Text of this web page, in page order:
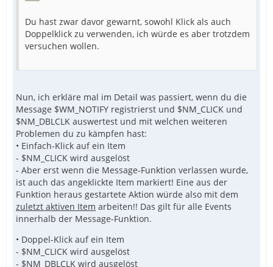
Du hast zwar davor gewarnt, sowohl Klick als auch
Doppelklick zu verwenden, ich würde es aber trotzdem
versuchen wollen.
Nun, ich erkläre mal im Detail was passiert, wenn du die
Message $WM_NOTIFY registrierst und $NM_CLICK und
$NM_DBLCLK auswertest und mit welchen weiteren
Problemen du zu kämpfen hast:
• Einfach-Klick auf ein Item
- $NM_CLICK wird ausgelöst
- Aber erst wenn die Message-Funktion verlassen wurde,
ist auch das angeklickte Item markiert! Eine aus der
Funktion heraus gestartete Aktion würde also mit dem
zuletzt aktiven Item arbeiten!! Das gilt für alle Events
innerhalb der Message-Funktion.
• Doppel-Klick auf ein Item
- $NM_CLICK wird ausgelöst
- $NM_DBLCLK wird ausgelöst